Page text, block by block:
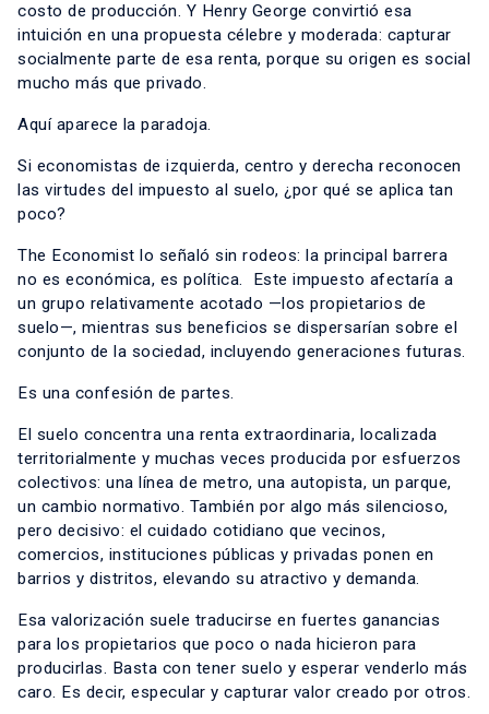
costo de producción. Y Henry George convirtió esa
intuición en una propuesta célebre y moderada: capturar
socialmente parte de esa renta, porque su origen es social
mucho más que privado.
Aquí aparece la paradoja.
Si economistas de izquierda, centro y derecha reconocen
las virtudes del impuesto al suelo, ¿por qué se aplica tan
poco?
The Economist lo señaló sin rodeos: la principal barrera
no es económica, es política. Este impuesto afectaría a
un grupo relativamente acotado —los propietarios de
suelo—, mientras sus beneficios se dispersarían sobre el
conjunto de la sociedad, incluyendo generaciones futuras.
Es una confesión de partes.
El suelo concentra una renta extraordinaria, localizada
territorialmente y muchas veces producida por esfuerzos
colectivos: una línea de metro, una autopista, un parque,
un cambio normativo. También por algo más silencioso,
pero decisivo: el cuidado cotidiano que vecinos,
comercios, instituciones públicas y privadas ponen en
barrios y distritos, elevando su atractivo y demanda.
Esa valorización suele traducirse en fuertes ganancias
para los propietarios que poco o nada hicieron para
producirlas. Basta con tener suelo y esperar venderlo más
caro. Es decir, especular y capturar valor creado por otros.